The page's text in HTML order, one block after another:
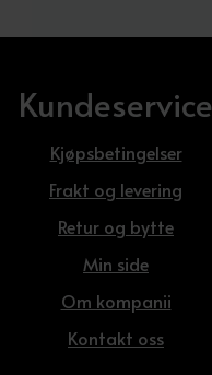
Kundeservice
Kjøpsbetingelser
Frakt og levering
Retur og bytte
Min side
Om kompanii
Kontakt oss